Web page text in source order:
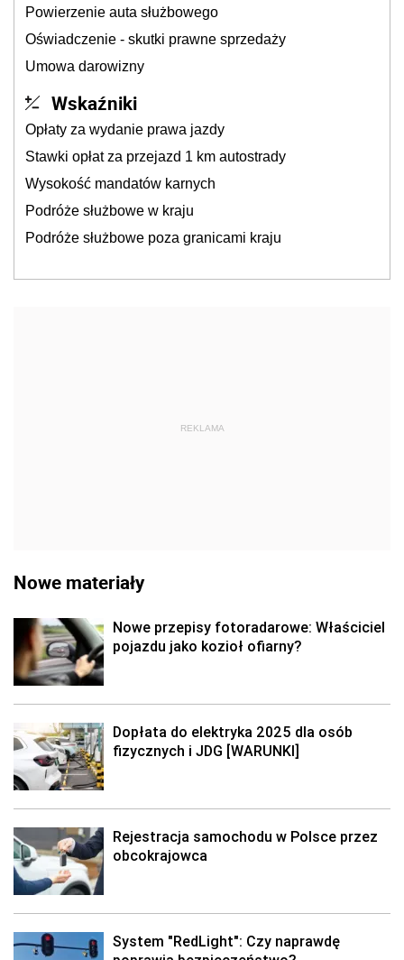
Powierzenie auta służbowego
Oświadczenie - skutki prawne sprzedaży
Umowa darowizny
Wskaźniki
Opłaty za wydanie prawa jazdy
Stawki opłat za przejazd 1 km autostrady
Wysokość mandatów karnych
Podróże służbowe w kraju
Podróże służbowe poza granicami kraju
REKLAMA
Nowe materiały
Nowe przepisy fotoradarowe: Właściciel
pojazdu jako kozioł ofiarny?
Dopłata do elektryka 2025 dla osób
fizycznych i JDG [WARUNKI]
Rejestracja samochodu w Polsce przez
obcokrajowca
System "RedLight": Czy naprawdę